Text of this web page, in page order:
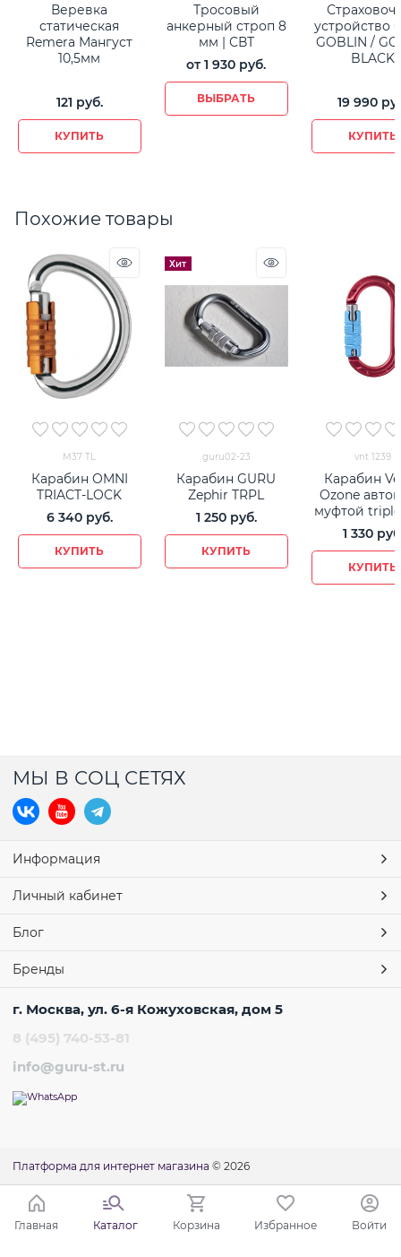
Веревка
статическая
Remera Мангуст
10,5мм
121 руб.
КУПИТЬ
Тросовый
анкерный строп 8
мм | СВТ
от1 930 руб.
ВЫБРАТЬ
устройство
GOBLIN /
BLACK
19 990
КУПИТЬ
Похожие товары
M37 TL
Карабин OMNI
TRIACT-LOCK
6 340 руб.
КУПИТЬ
Хит
guru02-23
Карабин GURU
Zephir TRPL
1 250 руб.
КУПИТЬ
vnt 1239
Карабин
Ozone
муфтой
1 330
КУПИТЬ
МЫ В СОЦ СЕТЯХ
Информация
Личный кабинет
Блог
Бренды
г. Москва, ул. 6-я Кожуховская, дом 5
8 (495) 740-53-81
info@guru-st.ru
Платформа для интернет магазина © 2026
Главная Каталог Корзина Избранное Войти